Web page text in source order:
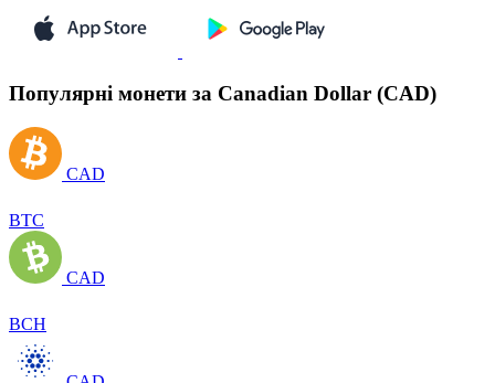
Популярні монети за Canadian Dollar (CAD)
CAD
BTC
CAD
BCH